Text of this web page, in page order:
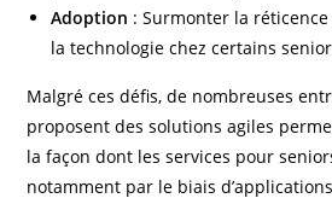
Adoption : Surmonter la
la technologie chez certains
Malgré ces défis, de nombreuses
proposent des solutions agiles
la façon dont les services pour
notamment par le biais